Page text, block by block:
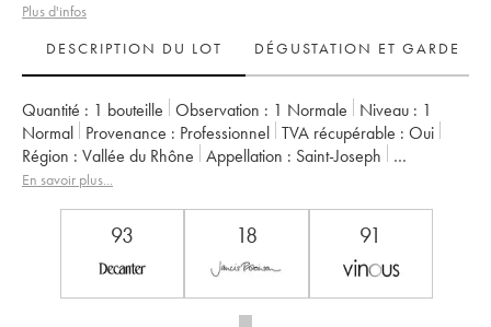
Plus d'infos
DESCRIPTION DU LOT
DÉGUSTATION ET GARDE
Quantité : 1 bouteille Observation : 1 Normale Niveau : 1
Normal
Provenance : professionnel TVA récupérable :
oui
Région :
Vallée du Rhône Appellation :
Saint-Joseph
Propriétaire :
En savoir plus...
93 18 91